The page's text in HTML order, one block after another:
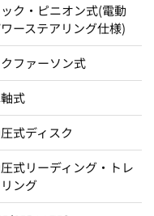
ク・ピニオン式(電動
ーステアリング仕様)
ファーソン式
式
式ディスク
式リーディング・トレ
ング